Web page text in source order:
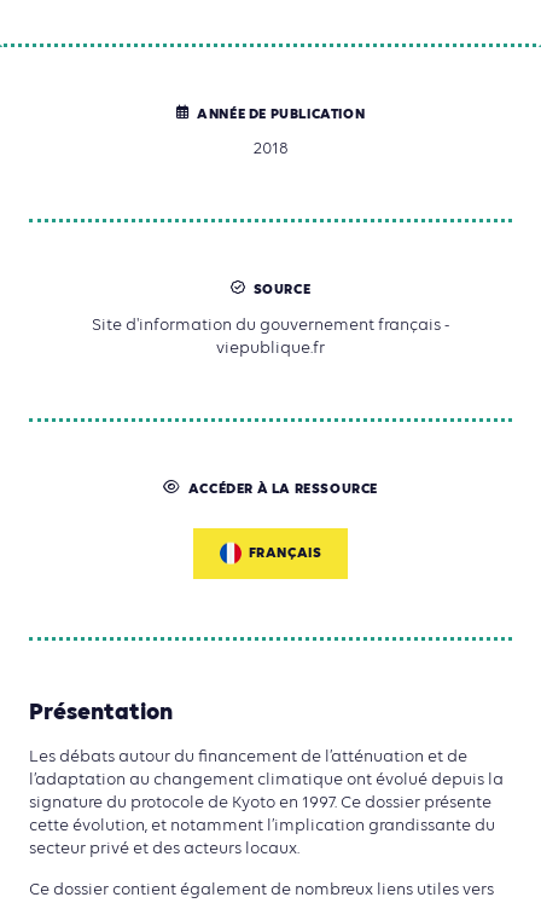
ANNÉE DE PUBLICATION
2018
SOURCE
Site d'information du gouvernement français -
viepublique.fr
ACCÉDER À LA RESSOURCE
FRANÇAIS
Présentation
Les débats autour du financement de l’atténuation et de
l’adaptation au changement climatique ont évolué depuis la
signature du protocole de Kyoto en 1997. Ce dossier présente
cette évolution, et notamment l’implication grandissante du
secteur privé et des acteurs locaux.
Ce dossier contient également de nombreux liens utiles vers